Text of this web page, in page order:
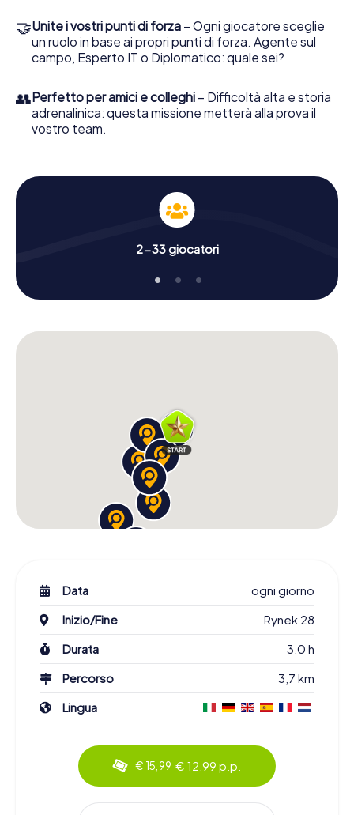
🤝Unite i vostri punti di forza – Ogni giocatore sceglie
un ruolo in base ai propri punti di forza. Agente sul
campo, Esperto IT o Diplomatico: quale sei?
👥Perfetto per amici e colleghi – Difficoltà alta e storia
adrenalinica: questa missione metterà alla prova il
vostro team.
2-33 giocatori
Data
ogni giorno
Inizio/Fine
Rynek 28
Durata
3,0 h
Percorso
3,7 km
Lingua
€ 15,99 € 12,99 p.p.